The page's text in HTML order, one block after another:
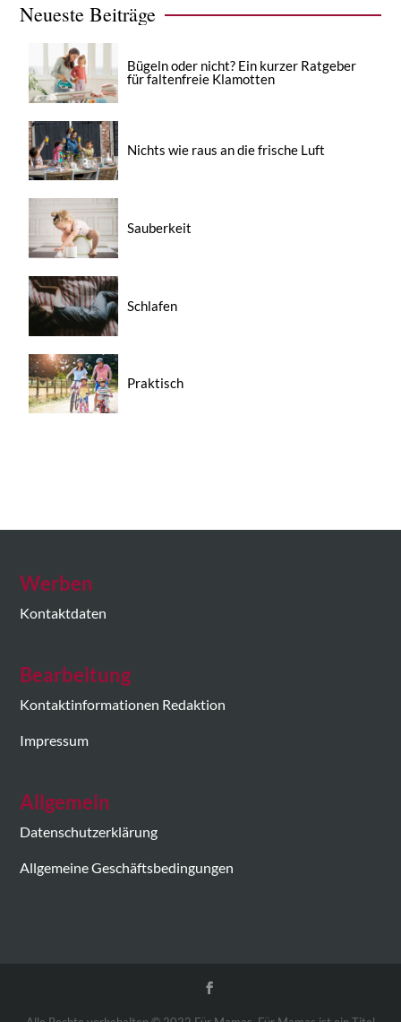
Neueste Beiträge
Bügeln oder nicht? Ein kurzer Ratgeber
für faltenfreie Klamotten
Nichts wie raus an die frische Luft
Sauberkeit
Schlafen
Praktisch
Werben
Kontaktdaten
Bearbeitung
Kontaktinformationen Redaktion
Impressum
Allgemein
Datenschutzerklärung
Allgemeine Geschäftsbedingungen